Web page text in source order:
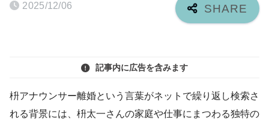
2025/12/06
記事内に広告を含みます
枡アナウンサー離婚という言葉がネットで繰り返し検索さ
れる背景には、枡太一さんの家庭や仕事にまつわる独特の